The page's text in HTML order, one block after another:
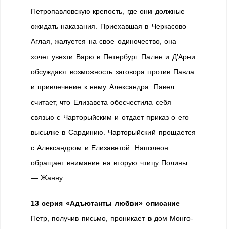
Петропавловскую крепость, где они должные
ожидать наказания. Приехавшая в Черкасово
Аглая, жалуется на свое одиночество, она
хочет увезти Варю в Петербург. Пален и Д’Арни
обсуждают возможность заговора против Павла
и привлечение к нему Александра. Павел
считает, что Елизавета обесчестила себя
связью с Чарторыйским и отдает приказ о его
высылке в Сардинию. Чарторыйский прощается
с Александром и Елизаветой. Наполеон
обращает внимание на вторую чтицу Полины
— Жанну.
13 серия «Адъютанты любви» описание
Петр, получив письмо, проникает в дом Монго-